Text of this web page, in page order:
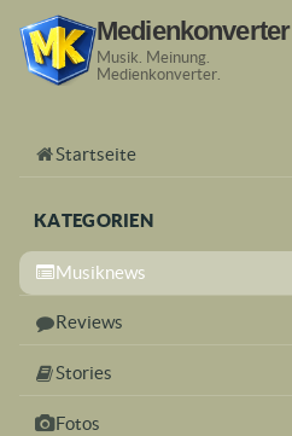
Medienkonverter
Musik. Meinung.
Medienkonverter.
Startseite
KATEGORIEN
Musiknews
Reviews
Stories
Fotos